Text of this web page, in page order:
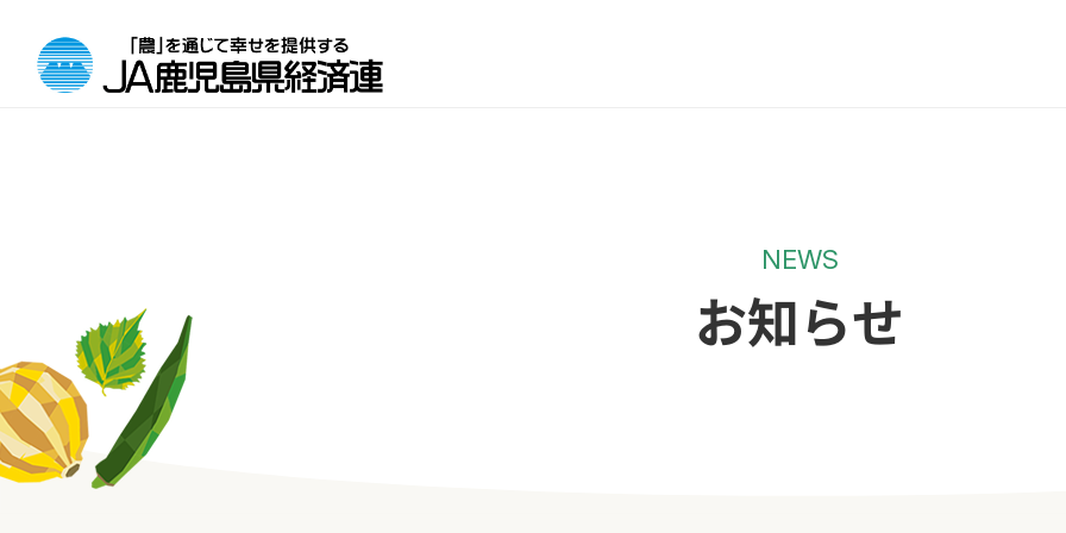
NEWS
お知らせ